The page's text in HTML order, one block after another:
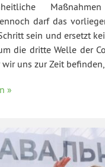
darf das
sein und ersetzt
die dritte Welle der
uns zur Zeit
»